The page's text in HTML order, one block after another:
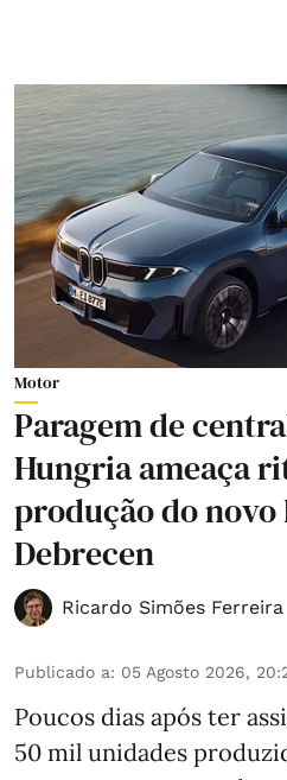
Motor
Paragem de
Hungria ameaça
produção do novo
Debrecen
Ricardo Simões Ferreira
Publicado a: 05 Agosto 2026,
Poucos dias após ter
50 mil unidades